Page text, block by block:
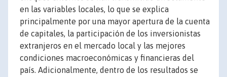
en las variables locales, lo que se explica
principalmente por una mayor apertura de la cuenta
de capitales, la participación de los inversionistas
extranjeros en el mercado local y las mejores
condiciones macroeconómicas y financieras del
país. Adicionalmente, dentro de los resultados se